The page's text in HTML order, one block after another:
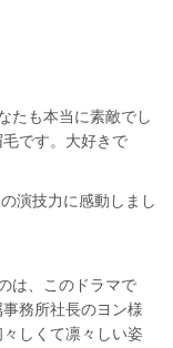
たも本当に素敵でし
です。大好きで
演技力に感動しまし
は、このドラマで
務所社長のヨン様
しくて凛々しい姿